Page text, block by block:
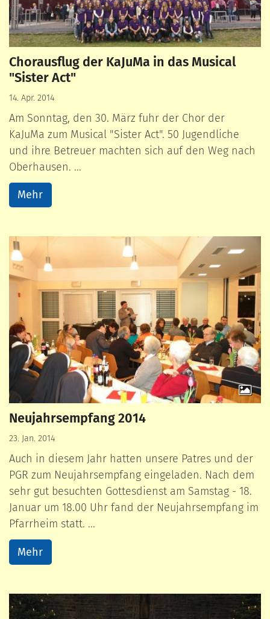
Chorausflug der KaJuMa in das Musical
"Sister Act"
14. Apr. 2014
Am Sonntag, den 30. März fuhr der Chor der
KaJuMa zum Musical "Sister Act". 50 Jugendliche
und ihre Betreuer machten sich auf den Weg nach
Oberhausen. ...
Mehr
Neujahrsempfang 2014
23. Jan. 2014
Auch in diesem Jahr hatten unsere Patres und der
PGR zum Neujahrsempfang eingeladen. Nach dem
sehr gut besuchten Gottesdienst am Samstag - 18.
Januar um 18.00 Uhr fand der Neujahrsempfang im
Pfarrheim statt. ...
Mehr